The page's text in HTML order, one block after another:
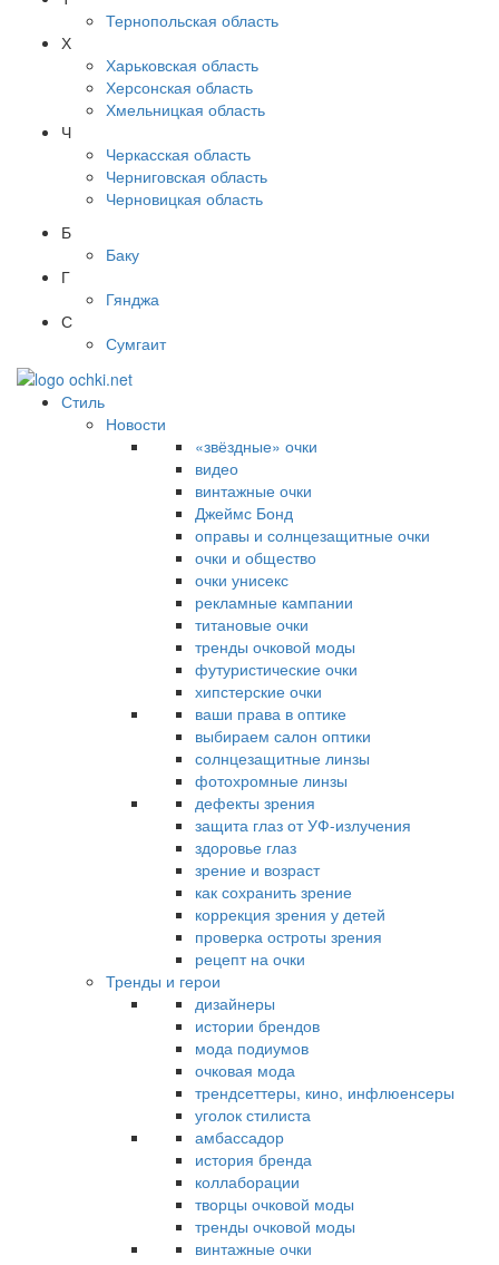
Тернопольская область
Х
Харьковская область
Херсонская область
Хмельницкая область
Ч
Черкасская область
Черниговская область
Черновицкая область
Б
Баку
Г
Гянджа
С
Сумгаит
Стиль
Новости
«звёздные» очки
видео
винтажные очки
Джеймс Бонд
оправы и солнцезащитные очки
очки и общество
очки унисекс
рекламные кампании
титановые очки
тренды очковой моды
футуристические очки
хипстерские очки
ваши права в оптике
выбираем салон оптики
солнцезащитные линзы
фотохромные линзы
дефекты зрения
защита глаз от УФ-излучения
здоровье глаз
зрение и возраст
как сохранить зрение
коррекция зрения у детей
проверка остроты зрения
рецепт на очки
Тренды и герои
дизайнеры
истории брендов
мода подиумов
очковая мода
трендсеттеры, кино, инфлюенсеры
уголок стилиста
амбассадор
история бренда
коллаборации
творцы очковой моды
тренды очковой моды
винтажные очки